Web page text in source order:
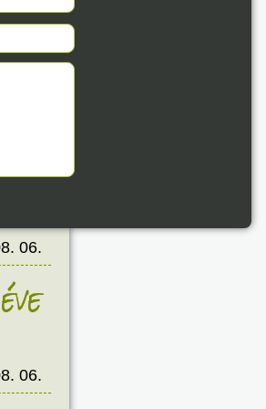
06.
éve
06.